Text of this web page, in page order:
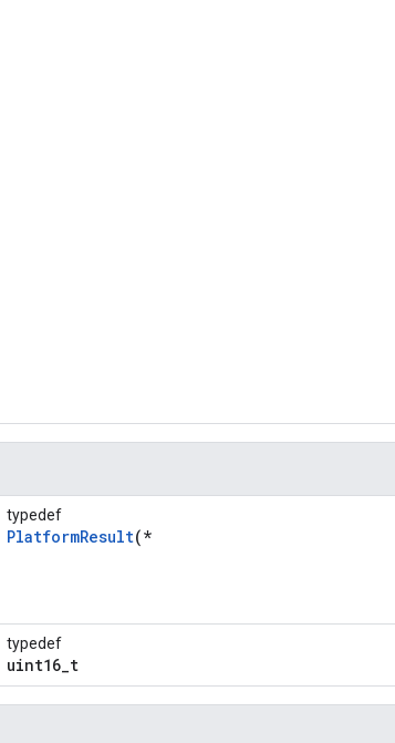
typedef
PlatformResult(*
typedef
uint16_t